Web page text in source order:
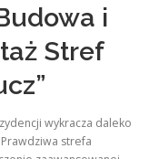
i
Stref
wykracza daleko
strefa